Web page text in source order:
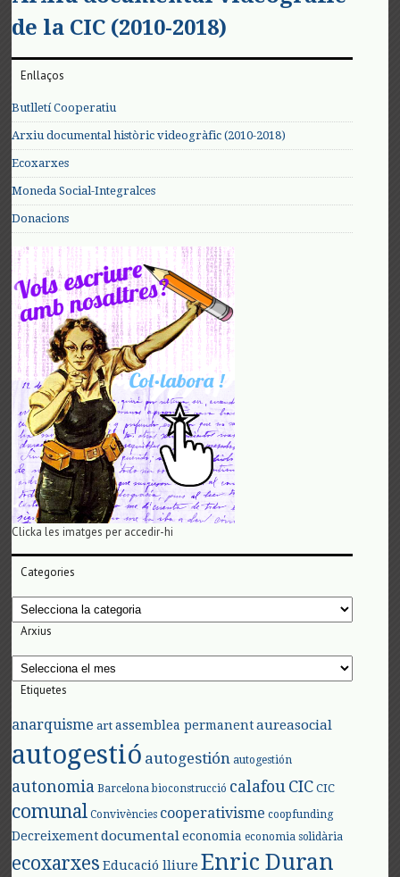
de la CIC (2010-2018)
Enllaços
Butlletí Cooperatiu
Arxiu documental històric videogràfic (2010-2018)
Ecoxarxes
Moneda Social-Integralces
Donacions
Clicka les imatges per accedir-hi
Categories
Categories
Arxius
Arxius
Etiquetes
anarquisme art assemblea permanent aureasocial
autogestió autogestión autogestión
autonomia Barcelona bioconstrucció calafou CIC CIC
comunal Convivències cooperativisme coopfunding
Decreixement documental economia economia solidària
ecoxarxes Educació lliure Enric Duran